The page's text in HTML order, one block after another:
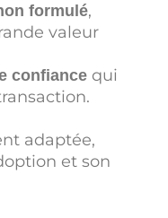
formulé,
valeur
confiancequi
adaptée,
et son